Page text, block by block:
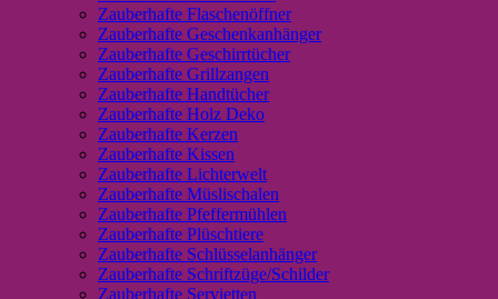
Zauberhafte Flaschenöffner
Zauberhafte Geschenkanhänger
Zauberhafte Geschirrtücher
Zauberhafte Grillzangen
Zauberhafte Handtücher
Zauberhafte Holz Deko
Zauberhafte Kerzen
Zauberhafte Kissen
Zauberhafte Lichterwelt
Zauberhafte Müslischalen
Zauberhafte Pfeffermühlen
Zauberhafte Plüschtiere
Zauberhafte Schlüsselanhänger
Zauberhafte Schriftzüge/Schilder
Zauberhafte Servietten